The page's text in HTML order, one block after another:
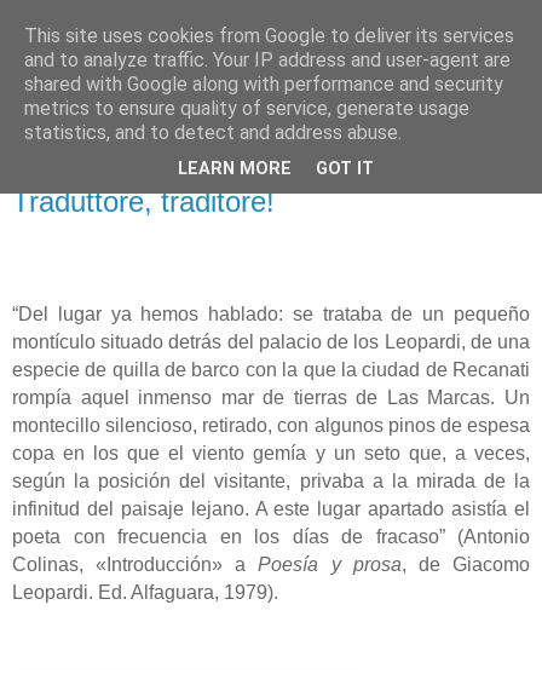
El pisapapeles de Karlsbad
Páginas de un escritor rural
domingo, 16 de agosto de 2020
Traduttore, traditore!
“Del lugar ya hemos hablado: se trataba de un pequeño
montículo situado detrás del palacio de los Leopardi, de una
especie de quilla de barco con la que la ciudad de Recanati
rompía aquel inmenso mar de tierras de Las Marcas. Un
montecillo silencioso, retirado, con algunos pinos de espesa
copa en los que el viento gemía y un seto que, a veces,
según la posición del visitante, privaba a la mirada de la
infinitud del paisaje lejano. A este lugar apartado asistía el
poeta con frecuencia en los días de fracaso” (Antonio
Colinas, «Introducción» aPoesía y prosa, de Giacomo
Leopardi. Ed. Alfaguara, 1979).
This site uses cookies from Google to deliver its services
and to analyze traffic. Your IP address and user-agent are
shared with Google along with performance and security
metrics to ensure quality of service, generate usage
statistics, and to detect and address abuse.
LEARN MORE GOT IT